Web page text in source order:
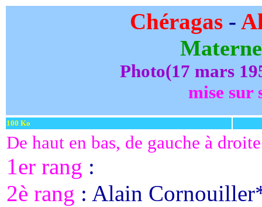
Chéragas -
Photo(17 mars
mise sur
100 Ko
De haut en bas, de gauche à
1er rang :
2è rang : Alain